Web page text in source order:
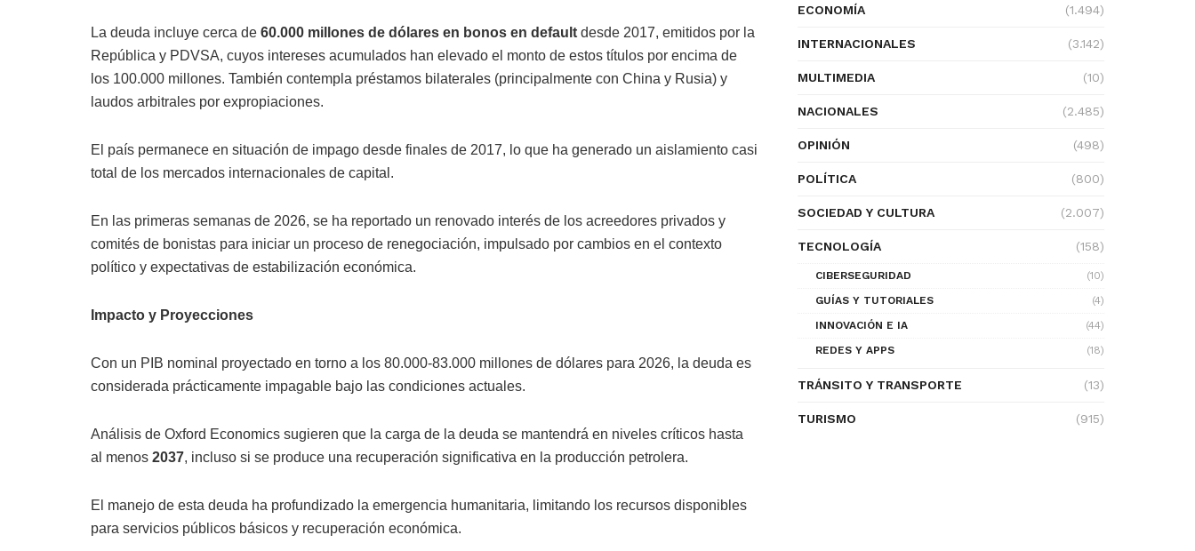
La deuda incluye cerca de 60.000 millones de dólares en bonos en default desde 2017, emitidos por la
República y PDVSA, cuyos intereses acumulados han elevado el monto de estos títulos por encima de
los 100.000 millones. También contempla préstamos bilaterales (principalmente con China y Rusia) y
laudos arbitrales por expropiaciones.
El país permanece en situación de impago desde finales de 2017, lo que ha generado un aislamiento casi
total de los mercados internacionales de capital.
En las primeras semanas de 2026, se ha reportado un renovado interés de los acreedores privados y
comités de bonistas para iniciar un proceso de renegociación, impulsado por cambios en el contexto
político y expectativas de estabilización económica.
Impacto y Proyecciones
Con un PIB nominal proyectado en torno a los 80.000-83.000 millones de dólares para 2026, la deuda es
considerada prácticamente impagable bajo las condiciones actuales.
Análisis de Oxford Economics sugieren que la carga de la deuda se mantendrá en niveles críticos hasta
al menos 2037, incluso si se produce una recuperación significativa en la producción petrolera.
El manejo de esta deuda ha profundizado la emergencia humanitaria, limitando los recursos disponibles
para servicios públicos básicos y recuperación económica.
ECONOMÍA (1.494)
INTERNACIONALES (3.142)
MULTIMEDIA (10)
NACIONALES (2.485)
OPINIÓN (498)
POLÍTICA (800)
SOCIEDAD Y CULTURA (2.007)
TECNOLOGÍA (158)
CIBERSEGURIDAD
(10)
GUÍAS Y TUTORIALES
(4)
INNOVACIÓN E IA
(44)
REDES Y APPS
(18)
TRÁNSITO Y TRANSPORTE (13)
TURISMO (915)